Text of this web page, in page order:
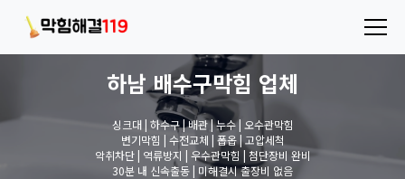
하남 배수구막힘 업체
싱크대 | 하수구 | 배관 | 누수 | 오수관막힘
변기막힘 | 수전교체 | 폽옵 | 고압세척
악취차단 | 역류방지 | 우수관막힘 | 첨단장비 완비
30분 내 신속출동 | 미해결시 출장비 없음